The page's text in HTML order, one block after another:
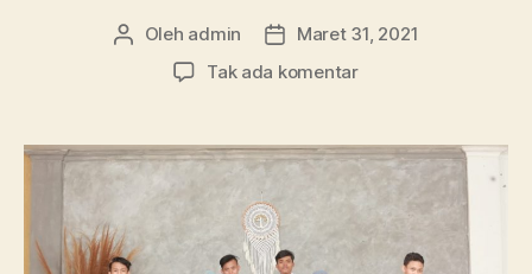
Penulis
artikel
Oleh admin
Tanggal
artikel
Maret 31, 2021
Tak ada komentarpada
PERPISAHAN